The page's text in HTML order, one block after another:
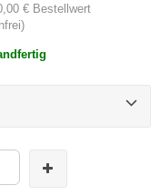
€ Bestellwert